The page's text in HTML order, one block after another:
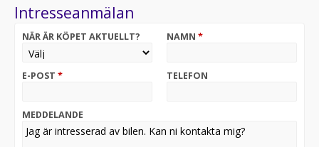
- Harman/Kardon Surroundljudsystem
- Dragkrok (utfällbar)
- 360° kamera
- Dynamiska LED-Strålkastare (IHC+)
- Navigationssystem
- Keyless Entry & Start
- Apple CarPlay
Intresseanmälan
NÄR ÄR KÖPET AKTUELLT? NAMN *
E-POST * TELEFON
MEDDELANDE